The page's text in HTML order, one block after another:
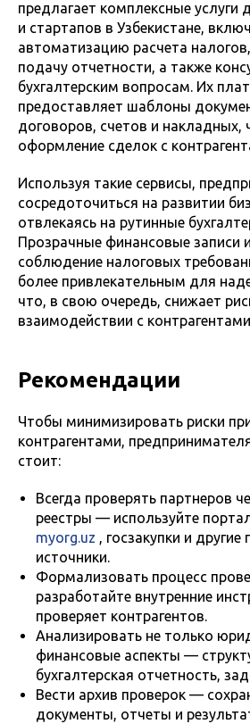
предлагает комплексные услуги
и стартапов в Узбекистане,
автоматизацию расчета
подачу отчетности, а также
бухгалтерским вопросам. Их
предоставляет шаблоны
договоров, счетов и накладных,
оформление сделок с
Используя такие сервисы,
сосредоточиться на развитии
отвлекаясь на рутинные
Прозрачные финансовые записи
соблюдение налоговых
более привлекательным для
что, в свою очередь, снижает
взаимодействии с
Рекомендации
Чтобы минимизировать риски
контрагентами,
стоит:
Всегда проверять партнеров
реестры — используйте
myorg.uz , госзакупки и
источники.
Формализовать процесс
разработайте внутренние
проверяет контрагентов.
Анализировать не только
финансовые аспекты —
бухгалтерская отчетность,
Вести архив проверок —
документы, отчеты и